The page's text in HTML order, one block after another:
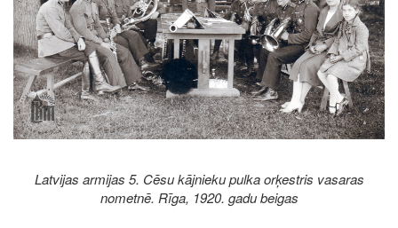
Latvijas armijas 5. Cēsu kājnieku pulka orķestris vasaras
nometnē. Rīga, 1920. gadu beigas